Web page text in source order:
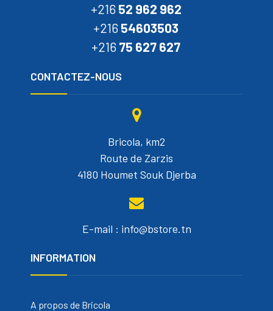
+216 52 962 962
+216 54603503
+216 75 627 627
CONTACTEZ-NOUS
Bricola, km2
Route de Zarzis
4180 Houmet Souk Djerba
E-mail : info@bstore.tn
INFORMATION
A propos de Bricola